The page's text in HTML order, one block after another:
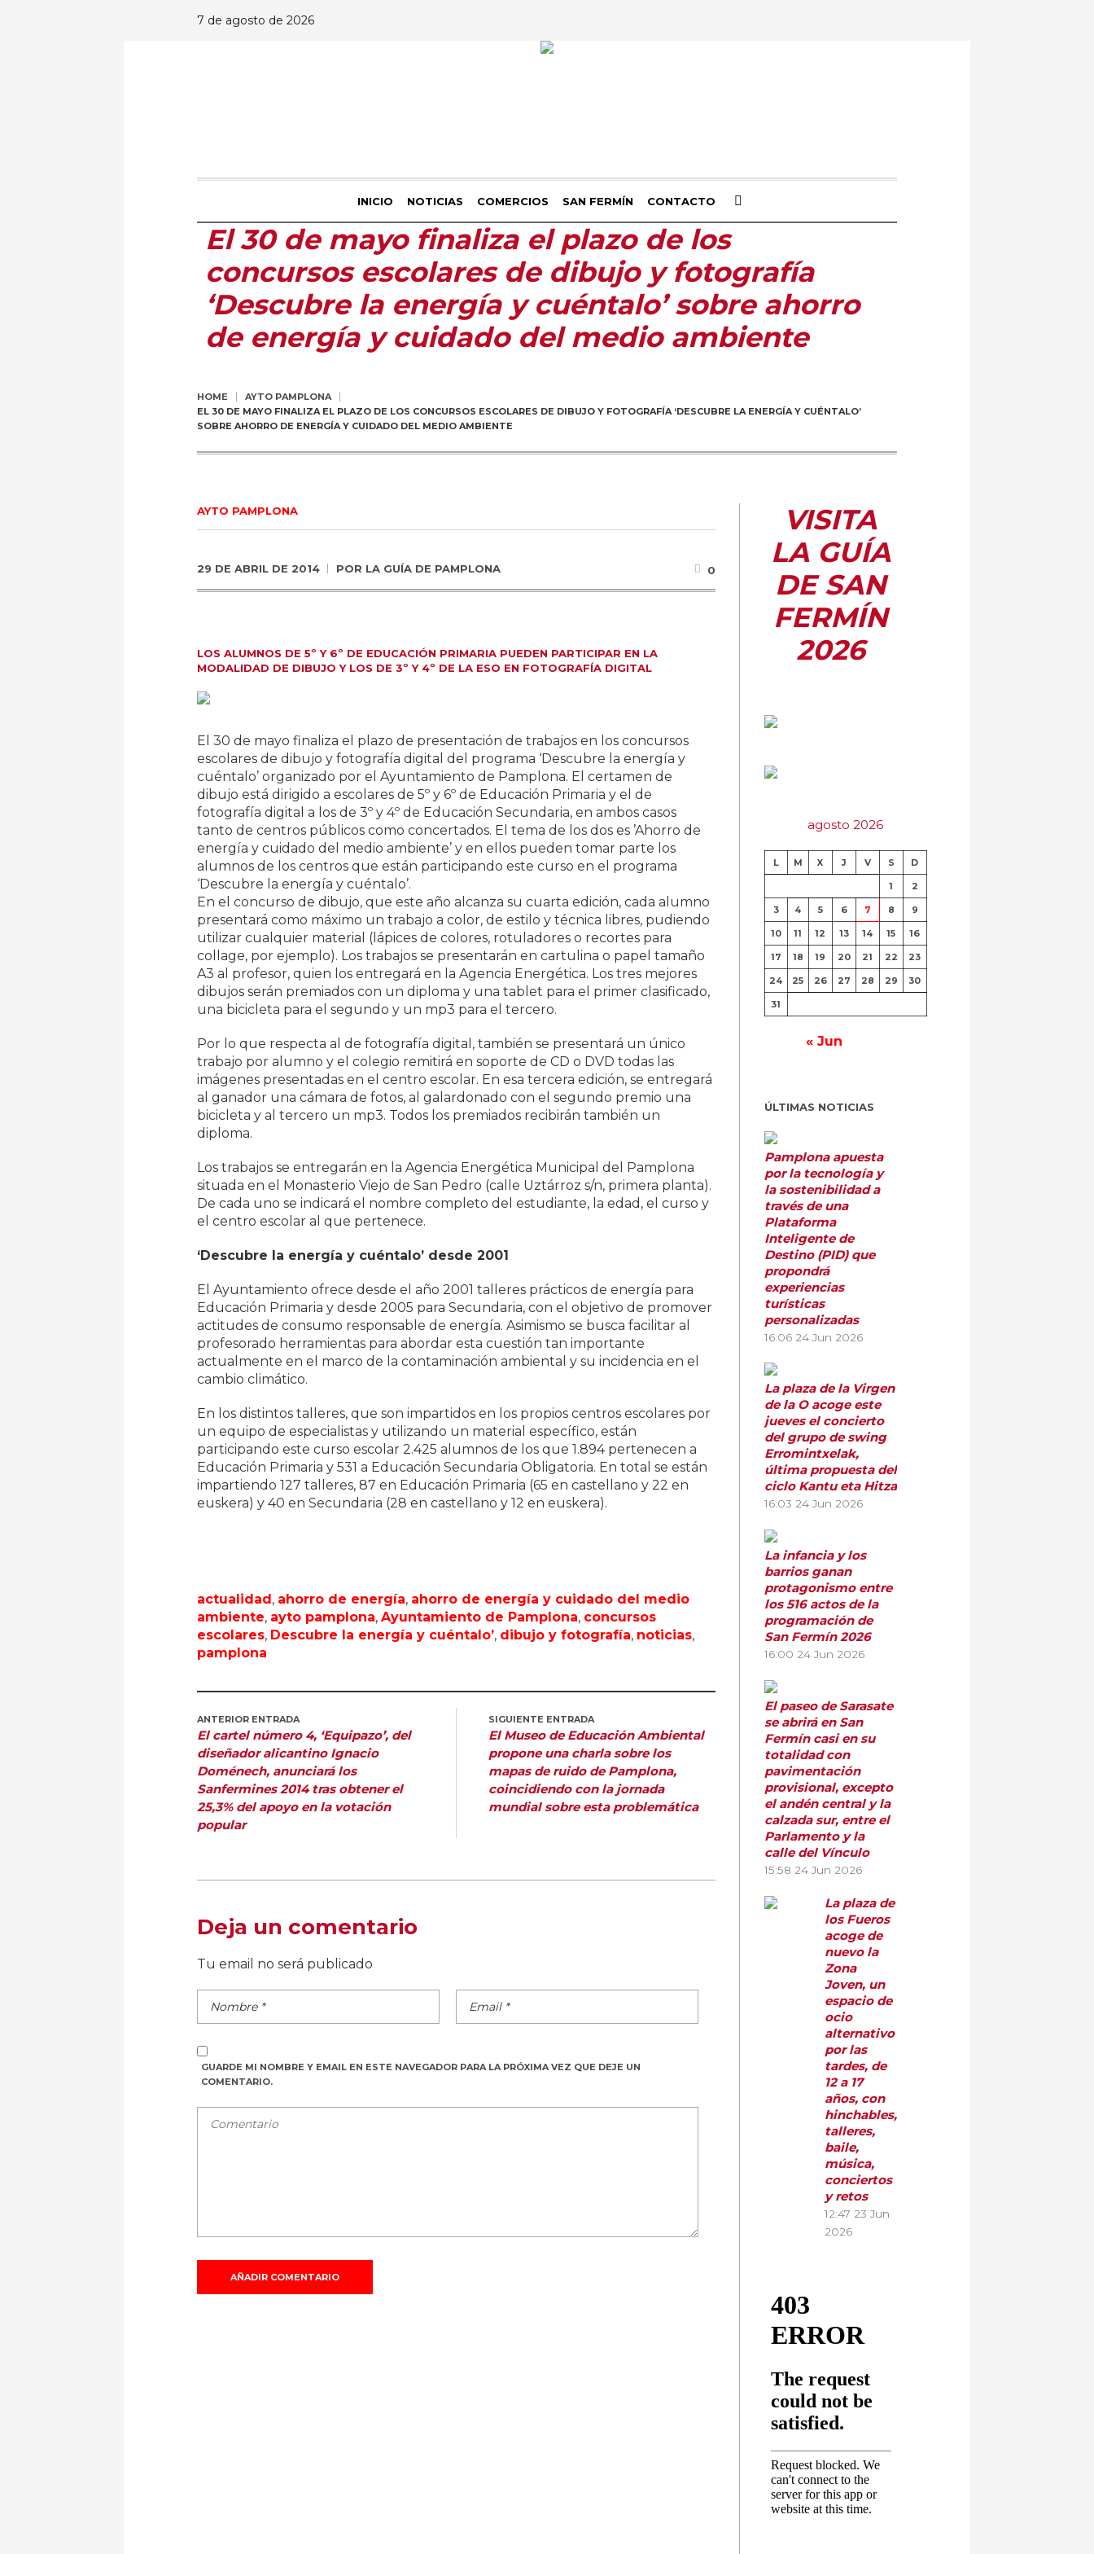
7 de agosto de 2026
INICIO NOTICIAS COMERCIOS SAN FERMÍN CONTACTO
El 30 de mayo finaliza el plazo de los
concursos escolares de dibujo y fotografía
‘Descubre la energía y cuéntalo’ sobre ahorro
de energía y cuidado del medio ambiente
HOME
AYTO PAMPLONA
EL 30 DE MAYO FINALIZA EL PLAZO DE LOS CONCURSOS ESCOLARES DE DIBUJO Y FOTOGRAFÍA ‘DESCUBRE LA ENERGÍA Y CUÉNTALO’
SOBRE AHORRO DE ENERGÍA Y CUIDADO DEL MEDIO AMBIENTE
AYTO PAMPLONA
29 DE ABRIL DE 2014 POR LA GUÍA DE PAMPLONA 0
LOS ALUMNOS DE 5º Y 6º DE EDUCACIÓN PRIMARIA PUEDEN PARTICIPAR EN LA
MODALIDAD DE DIBUJO Y LOS DE 3º Y 4º DE LA ESO EN FOTOGRAFÍA DIGITAL
El 30 de mayo finaliza el plazo de presentación de trabajos en los concursos
escolares de dibujo y fotografía digital del programa ‘Descubre la energía y
cuéntalo’ organizado por el Ayuntamiento de Pamplona. El certamen de
dibujo está dirigido a escolares de 5º y 6º de Educación Primaria y el de
fotografía digital a los de 3º y 4º de Educación Secundaria, en ambos casos
tanto de centros públicos como concertados. El tema de los dos es ’Ahorro de
energía y cuidado del medio ambiente’ y en ellos pueden tomar parte los
alumnos de los centros que están participando este curso en el programa
‘Descubre la energía y cuéntalo’.
En el concurso de dibujo, que este año alcanza su cuarta edición, cada alumno
presentará como máximo un trabajo a color, de estilo y técnica libres, pudiendo
utilizar cualquier material (lápices de colores, rotuladores o recortes para
collage, por ejemplo). Los trabajos se presentarán en cartulina o papel tamaño
A3 al profesor, quien los entregará en la Agencia Energética. Los tres mejores
dibujos serán premiados con un diploma y una tablet para el primer clasificado,
una bicicleta para el segundo y un mp3 para el tercero.
Por lo que respecta al de fotografía digital, también se presentará un único
trabajo por alumno y el colegio remitirá en soporte de CD o DVD todas las
imágenes presentadas en el centro escolar. En esa tercera edición, se entregará
al ganador una cámara de fotos, al galardonado con el segundo premio una
bicicleta y al tercero un mp3. Todos los premiados recibirán también un
diploma.
Los trabajos se entregarán en la Agencia Energética Municipal del Pamplona
situada en el Monasterio Viejo de San Pedro (calle Uztárroz s/n, primera planta).
De cada uno se indicará el nombre completo del estudiante, la edad, el curso y
el centro escolar al que pertenece.
‘Descubre la energía y cuéntalo’ desde 2001
El Ayuntamiento ofrece desde el año 2001 talleres prácticos de energía para
Educación Primaria y desde 2005 para Secundaria, con el objetivo de promover
actitudes de consumo responsable de energía. Asimismo se busca facilitar al
profesorado herramientas para abordar esta cuestión tan importante
actualmente en el marco de la contaminación ambiental y su incidencia en el
cambio climático.
En los distintos talleres, que son impartidos en los propios centros escolares por
un equipo de especialistas y utilizando un material específico, están
participando este curso escolar 2.425 alumnos de los que 1.894 pertenecen a
Educación Primaria y 531 a Educación Secundaria Obligatoria. En total se están
impartiendo 127 talleres, 87 en Educación Primaria (65 en castellano y 22 en
euskera) y 40 en Secundaria (28 en castellano y 12 en euskera).
actualidad, ahorro de energía, ahorro de energía y cuidado del medio
ambiente, ayto pamplona, Ayuntamiento de Pamplona, concursos
escolares, Descubre la energía y cuéntalo’, dibujo y fotografía, noticias,
pamplona
ANTERIOR ENTRADA
El cartel número 4, ‘Equipazo’, del
diseñador alicantino Ignacio
Doménech, anunciará los
Sanfermines 2014 tras obtener el
25,3% del apoyo en la votación
popular
SIGUIENTE ENTRADA
El Museo de Educación Ambiental
propone una charla sobre los
mapas de ruido de Pamplona,
coincidiendo con la jornada
mundial sobre esta problemática
Deja un comentario
Tu email no será publicado
GUARDE MI NOMBRE Y EMAIL EN ESTE NAVEGADOR PARA LA PRÓXIMA VEZ QUE DEJE UN
COMENTARIO.
VISITA
LA GUÍA
DE SAN
FERMÍN
2026
agosto 2026
L M X J V S D
1 2
3 4 5 6 7 8 9
10 11 12 13 14 15 16
17 18 19 20 21 22 23
24 25 26 27 28 29 30
31
« Jun
ÚLTIMAS NOTICIAS
Pamplona apuesta
por la tecnología y
la sostenibilidad a
través de una
Plataforma
Inteligente de
Destino (PID) que
propondrá
experiencias
turísticas
personalizadas
16:06 24 Jun 2026
La plaza de la Virgen
de la O acoge este
jueves el concierto
del grupo de swing
Erromintxelak,
última propuesta del
ciclo Kantu eta Hitza
16:03 24 Jun 2026
La infancia y los
barrios ganan
protagonismo entre
los 516 actos de la
programación de
San Fermín 2026
16:00 24 Jun 2026
El paseo de Sarasate
se abrirá en San
Fermín casi en su
totalidad con
pavimentación
provisional, excepto
el andén central y la
calzada sur, entre el
Parlamento y la
calle del Vínculo
15:58 24 Jun 2026
La plaza de
los Fueros
acoge de
nuevo la
Zona
Joven, un
espacio de
ocio
alternativo
por las
tardes, de
12 a 17
años, con
hinchables,
talleres,
baile,
música,
conciertos
y retos
12:47 23 Jun
2026